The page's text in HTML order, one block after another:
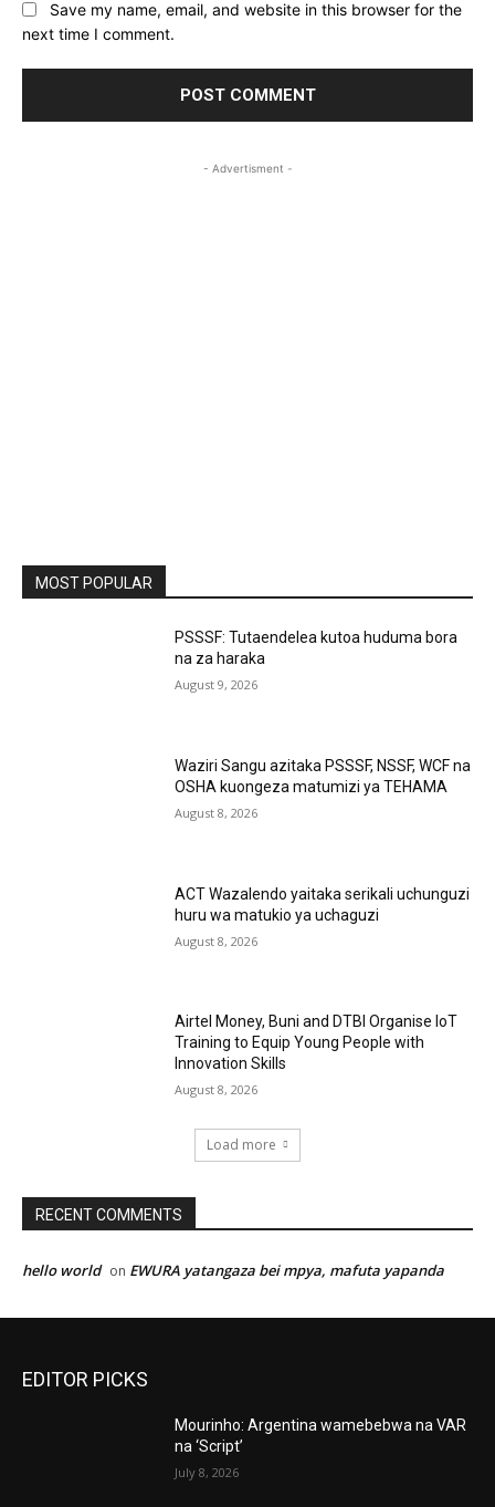
Save my name, email, and website in this browser for the
next time I comment.
- Advertisment -
MOST POPULAR
PSSSF: Tutaendelea kutoa huduma bora
na za haraka
August 9, 2026
Waziri Sangu azitaka PSSSF, NSSF, WCF na
OSHA kuongeza matumizi ya TEHAMA
August 8, 2026
ACT Wazalendo yaitaka serikali uchunguzi
huru wa matukio ya uchaguzi
August 8, 2026
Airtel Money, Buni and DTBI Organise IoT
Training to Equip Young People with
Innovation Skills
August 8, 2026
Load more
RECENT COMMENTS
hello world on EWURA yatangaza bei mpya, mafuta yapanda
EDITOR PICKS
Mourinho: Argentina wamebebwa na VAR
na ‘Script’
July 8, 2026